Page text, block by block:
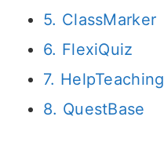
5. ClassMarker
6. FlexiQuiz
7. HelpTeaching
8. QuestBase